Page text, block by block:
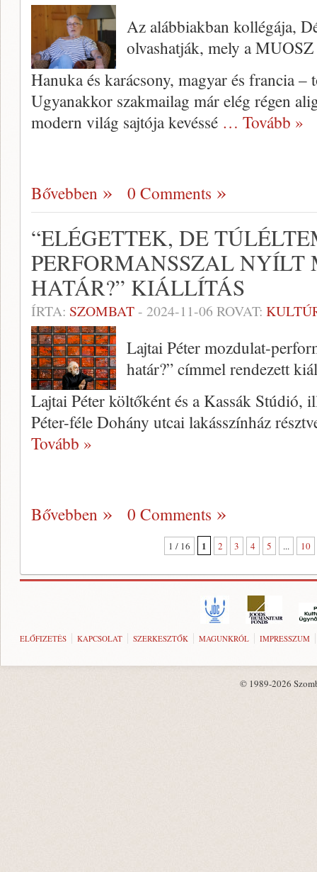
Az alábbiakban kollégája,
olvashatják, mely a
Hanuka és karácsony, magyar és francia
Ugyanakkor szakmailag már elég régen
modern világ sajtója kevéssé … Tovább »
Bővebben 0 Comments
“ELÉGETTEK, DE
PERFORMANSSZAL NYÍLT
HATÁR?” KIÁLLÍTÁS
ÍRTA: SZOMBAT- 2024-11-06 ROVAT:
Lajtai Péter mozdulat-
határ?” címmel rendezett
Lajtai Péter költőként és a Kassák Stúdió,
Péter-féle Dohány utcai lakásszínház
Tovább »
Bővebben 0 Comments
1 / 16 1 2 3 4 5 ... 10
ELŐFIZETÉS KAPCSOLAT SZERKESZTŐK MAGUNKRÓL IMPRESSZUM
© 1989-2026